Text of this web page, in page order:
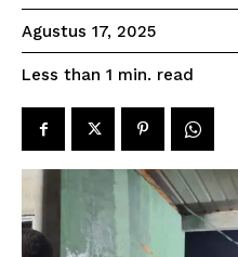
Agustus 17, 2025
Less than 1 min. read